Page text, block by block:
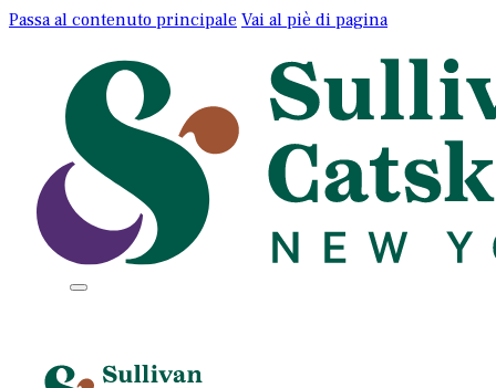
Passa al contenuto principale Vai al piè di pagina